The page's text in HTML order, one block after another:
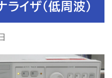
案内 メルマガ登録
イザ（低周波）